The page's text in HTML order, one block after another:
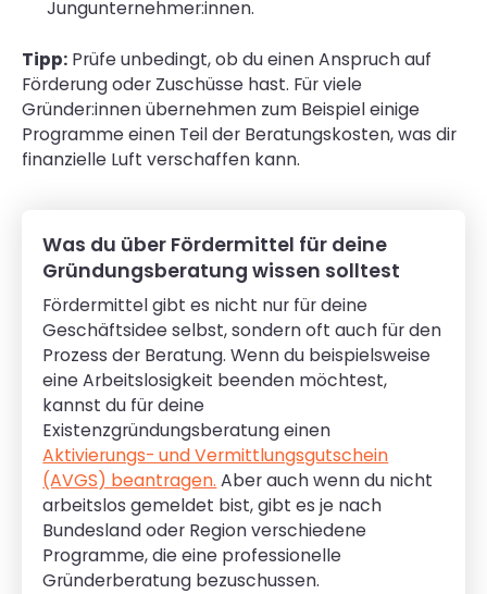
Jungunternehmer:innen.
Tipp:Prüfe unbedingt, ob du einen Anspruch auf
Förderung oder Zuschüsse hast. Für viele
Gründer:innen übernehmen zum Beispiel einige
Programme einen Teil der Beratungskosten, was dir
finanzielle Luft verschaffen kann.
Was du über Fördermittel für deine
Gründungsberatung wissen solltest
Fördermittel gibt es nicht nur für deine
Geschäftsidee selbst, sondern oft auch für den
Prozess der Beratung. Wenn du beispielsweise
eine Arbeitslosigkeit beenden möchtest,
kannst du für deine
Existenzgründungsberatung einen
Aktivierungs- und Vermittlungsgutschein
(AVGS) beantragen. Aber auch wenn du nicht
arbeitslos gemeldet bist, gibt es je nach
Bundesland oder Region verschiedene
Programme, die eine professionelle
Gründerberatung bezuschussen.